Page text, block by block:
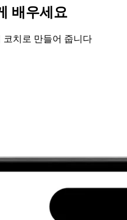
배우세요
코치로 만들어 줍니다